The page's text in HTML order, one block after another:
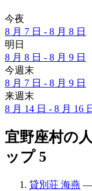
今夜
8 月 7 日 - 8 月 8 日
明日
8 月 8 日 - 8 月 9 日
今週末
8 月 7 日 - 8 月 9 日
来週末
8 月 14 日 - 8 月 16
宜野座村の
ップ 5
貸別荘 海燕 —